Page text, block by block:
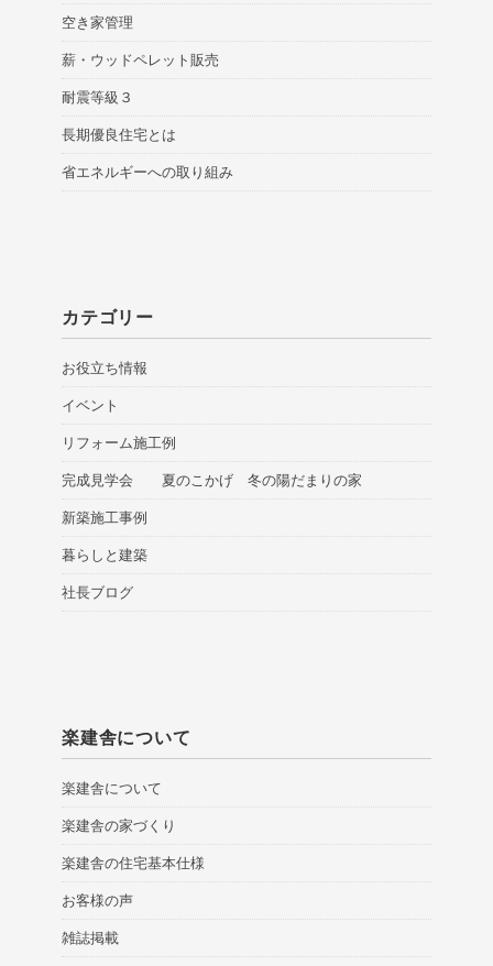
空き家管理
薪・ウッドペレット販売
耐震等級３
長期優良住宅とは
省エネルギーへの取り組み
カテゴリー
お役立ち情報
イベント
リフォーム施工例
完成見学会 夏のこかげ 冬の陽だまりの家
新築施工事例
暮らしと建築
社長ブログ
楽建舎について
楽建舎について
楽建舎の家づくり
楽建舎の住宅基本仕様
お客様の声
雑誌掲載